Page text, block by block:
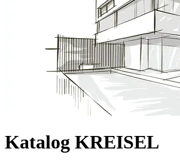
Katalog KREISEL